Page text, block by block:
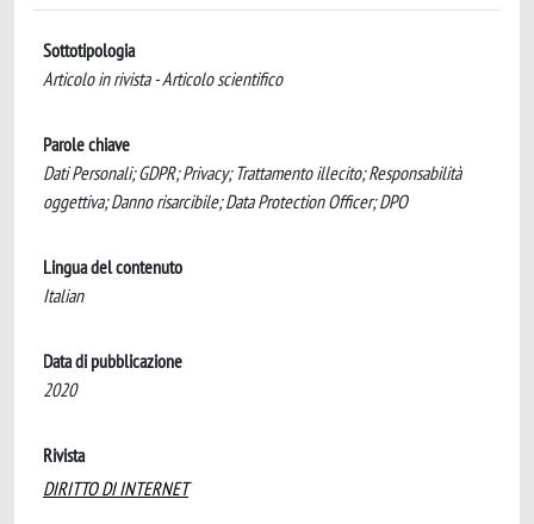
Sottotipologia
Articolo in rivista - Articolo scientifico
Parole chiave
Dati Personali; GDPR; Privacy; Trattamento illecito; Responsabilità
oggettiva; Danno risarcibile; Data Protection Officer; DPO
Lingua del contenuto
Italian
Data di pubblicazione
2020
Rivista
DIRITTO DI INTERNET